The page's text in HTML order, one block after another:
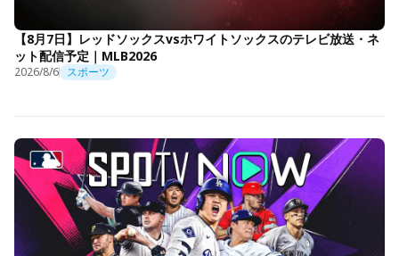
【8月7日】レッドソックスvsホワイトソックスのテレビ放送・ネ
ット配信予定｜MLB2026
2026/8/6 スポーツ